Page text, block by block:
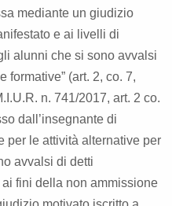
mediante un giudizio
e ai livelli di
alunni che si sono avvalsi
formative” (art. 2, co. 7,
n. 741/2017, art. 2 co.
dall’insegnante di
per le attività alternative per
avvalsi di detti
fini della non ammissione